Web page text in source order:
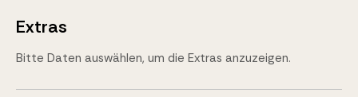
Extras
Bitte Daten auswählen, um die Extras anzuzeigen.